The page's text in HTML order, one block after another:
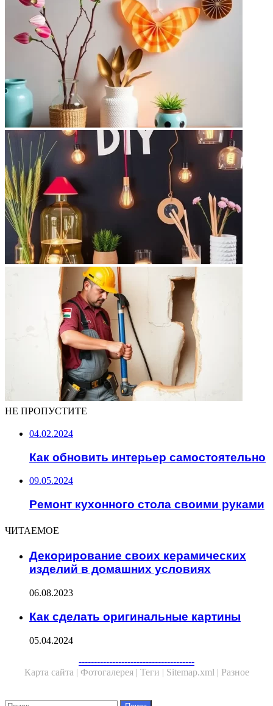
НЕ ПРОПУСТИТЕ
04.02.2024
Как обновить интерьер самостоятельно
09.05.2024
Ремонт кухонного стола своими руками
ЧИТАЕМОЕ
Декорирование своих керамических
изделий в домашних условиях
06.08.2023
Как сделать оригинальные картины
05.04.2024
--------------------------------------
Карта сайта | Фотогалерея | Теги | Sitemap.xml | Разное